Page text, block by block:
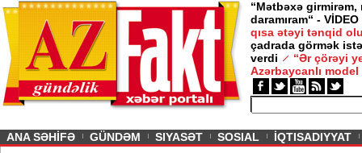
“Mətbəxə girmirəm,
daramıram“ - VİDEO
qısa ətəyi tənqid
çadrada görmək
verdi
“Ər çörəyi
Azərbaycanlı model
ANA SƏHİFƏ GÜNDƏM SIYASƏT SOSIAL İQTISADIYYAT